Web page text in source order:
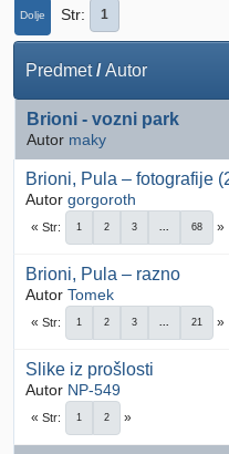
Dolje Str 1
Predmet/Autor
Brioni - vozni park
Autor maky
Brioni, Pula – fotografije
Autor gorgoroth
Str 1 2 3 ... 68
Brioni, Pula – razno
Autor Tomek
Str 1 2 3 ... 21
Slike iz prošlosti
Autor NP-549
Str 1 2